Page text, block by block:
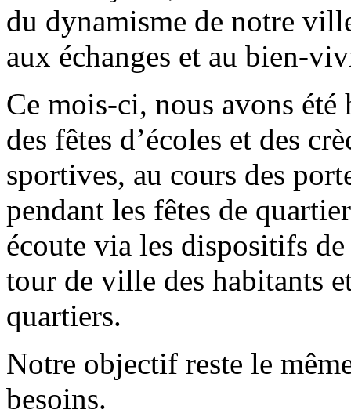
du dynamisme de notre
aux échanges et au bien-
Ce mois-ci, nous avons
des fêtes d’écoles et des
sportives, au cours des
pendant les fêtes de
écoute via les dispositifs
tour de ville des habitants
quartiers.
Notre objectif reste le
besoins.